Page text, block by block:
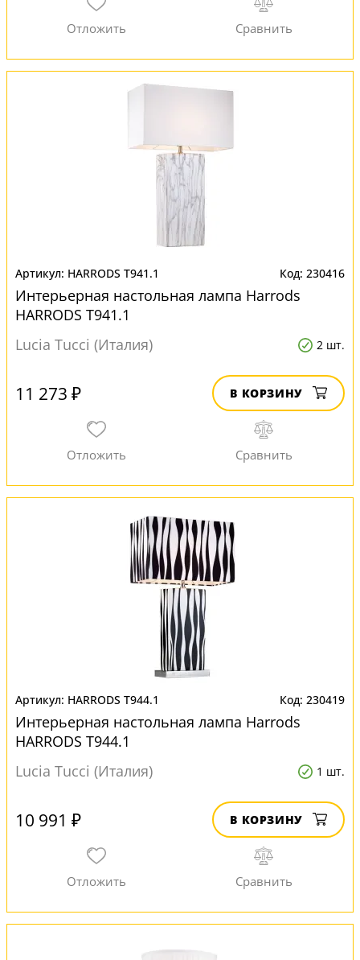
HARRODS T941.1 230416
Интерьерная настольная лампа Harrods
HARRODS T941.1
Lucia Tucci (Италия)
2 шт.
11 273 ₽ В КОРЗИНУ
HARRODS T944.1 230419
Интерьерная настольная лампа Harrods
HARRODS T944.1
Lucia Tucci (Италия)
1 шт.
10 991 ₽ В КОРЗИНУ